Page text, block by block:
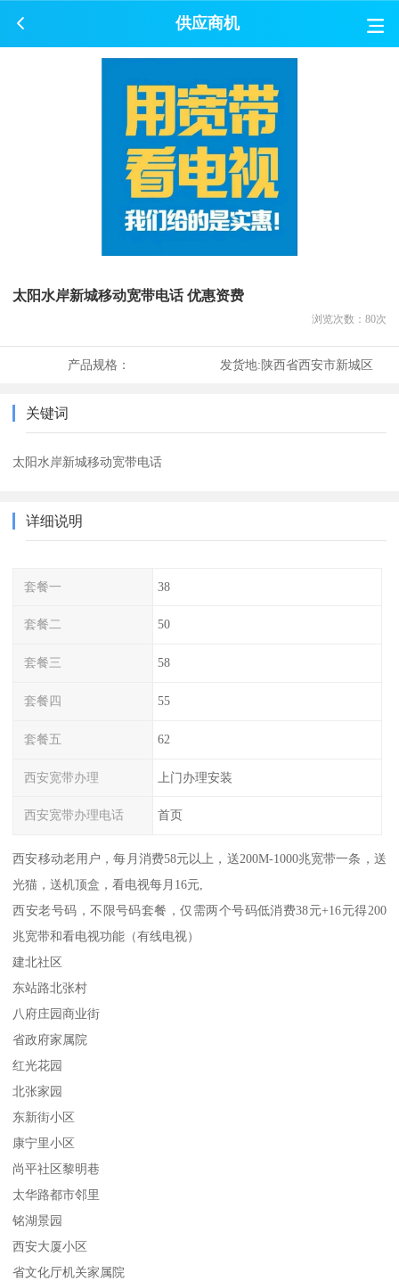
供应商机
太阳水岸新城移动宽带电话 优惠资费
浏览次数： 80次
产品规格： 发货地:陕西省西安市新城区
关键词
太阳水岸新城移动宽带电话
详细说明
套餐一 38
套餐二 50
套餐三 58
套餐四 55
套餐五 62
西安宽带办理 上门办理安装
西安宽带办理电话 首页
西安移动老用户，每月消费58元以上，送200M-1000兆宽带一条，送
光猫，送机顶盒，看电视每月16元,
西安老号码，不限号码套餐，仅需两个号码低消费38元+16元得200
兆宽带和看电视功能（有线电视）
建北社区
东站路北张村
八府庄园商业街
省政府家属院
红光花园
北张家园
东新街小区
康宁里小区
尚平社区黎明巷
太华路都市邻里
铭湖景园
西安大厦小区
省文化厅机关家属院